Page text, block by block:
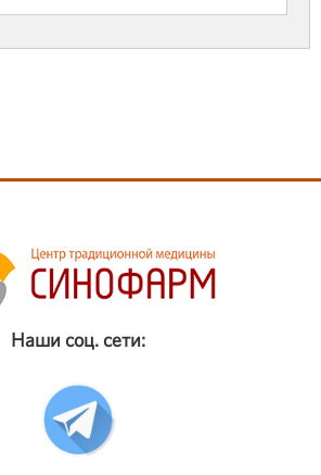
Наши соц. сети: